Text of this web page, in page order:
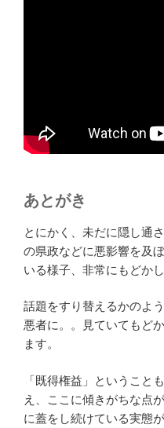
あとがき
とにかく、未だに隠し通
の県政などに悪影響を及
いる様子、非常にもどかし
話題をすり替えるかのよ
悪者に。。見ていてもど
ます。
「既得権益」ということ
え、ここに傾きがちな点
に蓋をし続けている実態